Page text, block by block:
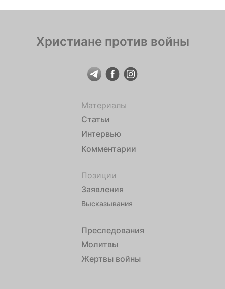
Христиане против войны
Материалы
Статьи
Интервью
Комментарии
Позиции
Заявления
Высказывания
Преследования
Молитвы
Жертвы войны